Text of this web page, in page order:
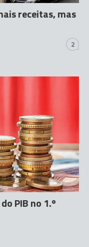
receitas, mas
2
PIB no 1.º